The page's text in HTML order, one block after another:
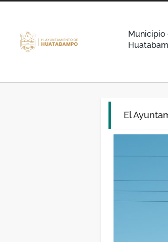
Municipio
El